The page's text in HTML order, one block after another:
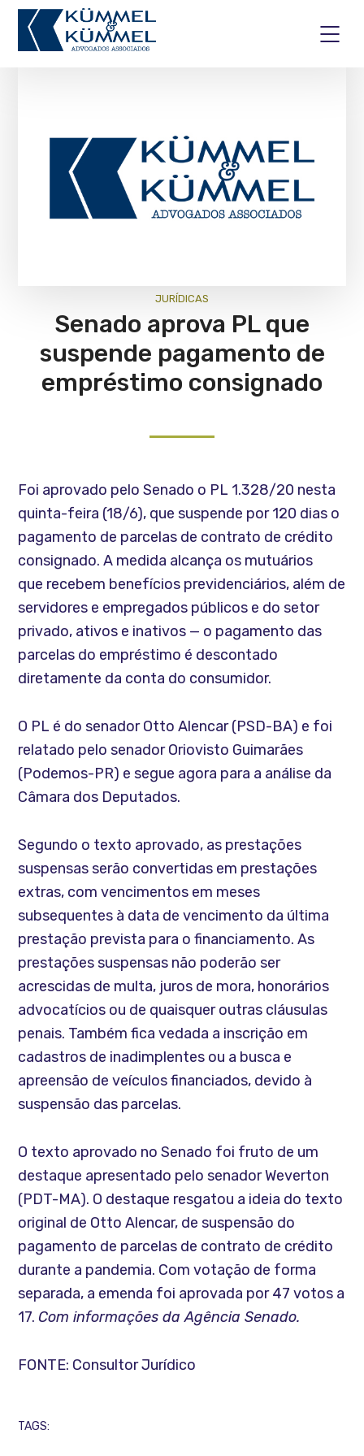
JURÍ­DICAS
Senado aprova PL que
suspende pagamento de
empréstimo consignado
Foi aprovado pelo Senado o PL 1.328/20 nesta
quinta-feira (18/6), que suspende por 120 dias o
pagamento de parcelas de contrato de crédito
consignado. A medida alcança os mutuários
que recebem benefícios previdenciários, além de
servidores e empregados públicos e do setor
privado, ativos e inativos — o pagamento das
parcelas do empréstimo é descontado
diretamente da conta do consumidor.
O PL é do senador Otto Alencar (PSD-BA) e foi
relatado pelo senador Oriovisto Guimarães
(Podemos-PR) e segue agora para a análise da
Câmara dos Deputados.
Segundo o texto aprovado, as prestações
suspensas serão convertidas em prestações
extras, com vencimentos em meses
subsequentes à data de vencimento da última
prestação prevista para o financiamento. As
prestações suspensas não poderão ser
acrescidas de multa, juros de mora, honorários
advocatícios ou de quaisquer outras cláusulas
penais. Também fica vedada a inscrição em
cadastros de inadimplentes ou a busca e
apreensão de veículos financiados, devido à
suspensão das parcelas.
O texto aprovado no Senado foi fruto de um
destaque apresentado pelo senador Weverton
(PDT-MA). O destaque resgatou a ideia do texto
original de Otto Alencar, de suspensão do
pagamento de parcelas de contrato de crédito
durante a pandemia. Com votação de forma
separada, a emenda foi aprovada por 47 votos a
17.Com informações da Agência Senado.
FONTE: Consultor Jurídico
TAGS: